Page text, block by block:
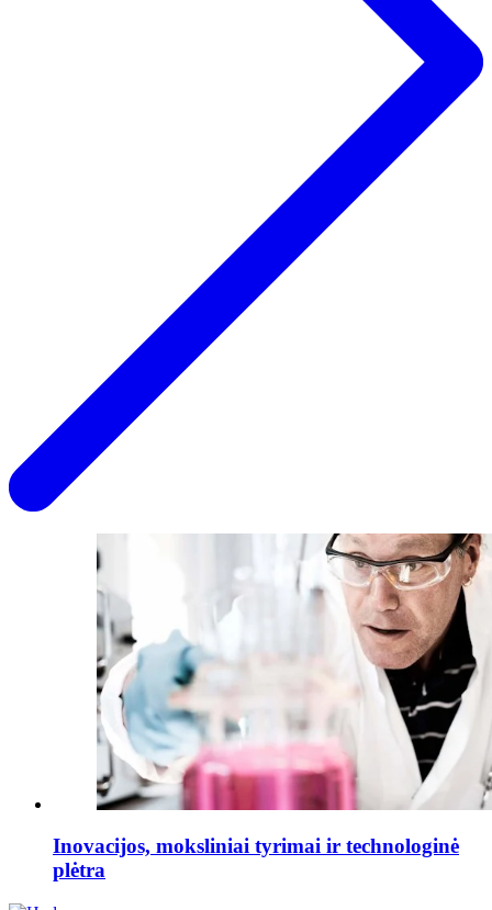
Inovacijos, moksliniai tyrimai ir technologinė
plėtra